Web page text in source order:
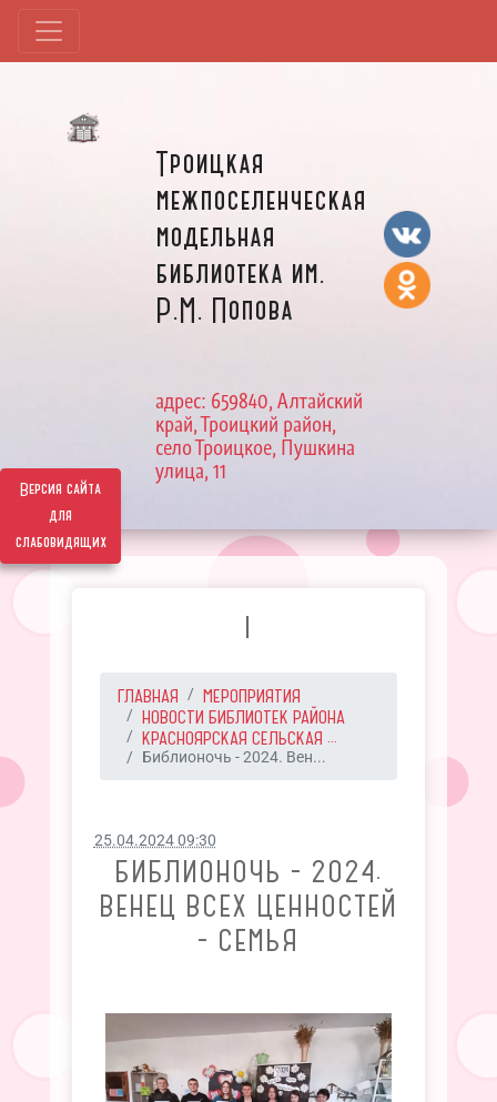
Версия сайта
для
слабовидящих
Троицкая
межпоселенческая
модельная
библиотека им.
Р.М. Попова
адрес: 659840, Алтайский
край, Троицкий район,
село Троицкое, Пушкина
улица, 11
I
ГЛАВНАЯ
МЕРОПРИЯТИЯ
НОВОСТИ БИБЛИОТЕК РАЙОНА
КРАСНОЯРСКАЯ СЕЛЬСКАЯ ...
Библионочь - 2024. Вен...
25.04.2024 09:30
БИБЛИОНОЧЬ - 2024.
ВЕНЕЦ ВСЕХ ЦЕННОСТЕЙ
- СЕМЬЯ